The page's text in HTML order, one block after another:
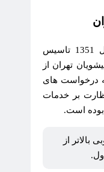
اتحادیه صنف قالیشویان تهران در سال 1351 تاسیس
تهران از
درخواست های
بر خدمات
است.
بالاتر از